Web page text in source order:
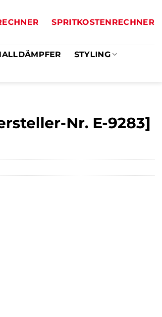
SPRITKOSTENRECHNER
STYLING
Nr. E-9283]